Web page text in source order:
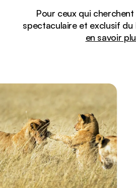
Pour ceux qui
spectaculaire et exclusif du
en savoir